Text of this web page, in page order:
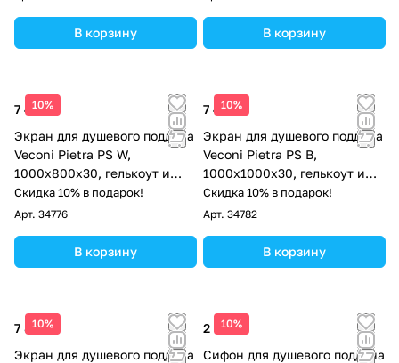
В корзину В корзину
10%
7 498 ₽
Экран для душевого поддона
Veconi Pietra PS W,
1000x800x30, гелькоут и
стекловолокно, белый
Скидка 10% в подарок!
Арт. 34776
В корзину
10%
7 498 ₽
Экран для душевого поддона
Veconi Pietra PS B,
1000x1000x30, гелькоут и
стекловолокно, черный
Скидка 10% в подарок!
Арт. 34782
В корзину
10%
7 873 ₽
Экран для душевого поддона
10%
2 550 ₽
Сифон для душевого поддона